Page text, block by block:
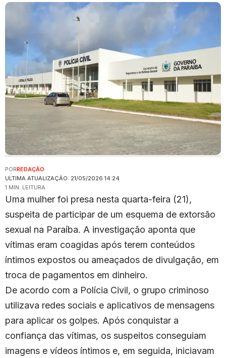
ULTIMA ATUALIZAÇÃO: 21/05/2026 14:24
PORREDAÇÃO
1 MIN. LEITURA
Uma mulher foi presa nesta quarta-feira (21),
suspeita de participar de um esquema de extorsão
sexual na Paraíba. A investigação aponta que
vítimas eram coagidas após terem conteúdos
íntimos expostos ou ameaçados de divulgação, em
troca de pagamentos em dinheiro.
De acordo com a Polícia Civil, o grupo criminoso
utilizava redes sociais e aplicativos de mensagens
para aplicar os golpes. Após conquistar a
confiança das vítimas, os suspeitos conseguiam
imagens e vídeos íntimos e, em seguida, iniciavam